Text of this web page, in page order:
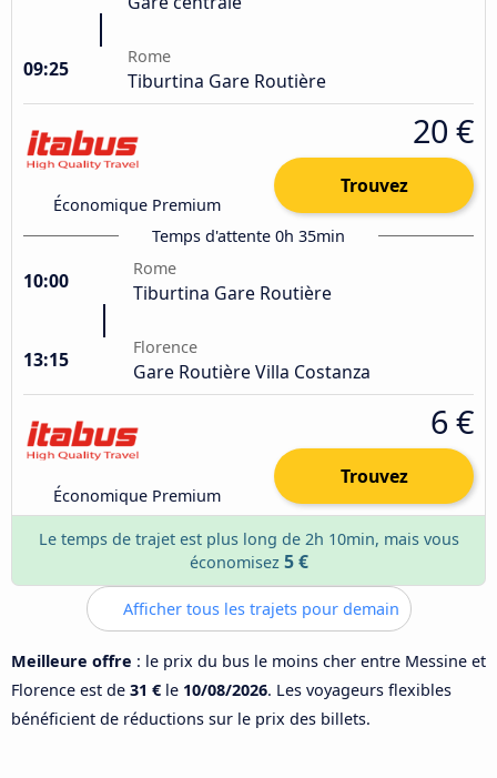
09:25
Rome
Tiburtina Gare Routière
Économique Premium
20 €
Trouvez
Temps d'attente 0h 35min
10:00
Rome
Tiburtina Gare Routière
13:15
Florence
Gare Routière Villa Costanza
Économique Premium
6 €
Trouvez
Le temps de trajet est plus long de 2h 10min, mais vous
économisez 5 €
Afficher tous les trajets pour demain
Meilleure offre : le prix du bus le moins cher entre Messine et
Florence est de 31 € le 10/08/2026. Les voyageurs flexibles
bénéficient de réductions sur le prix des billets.